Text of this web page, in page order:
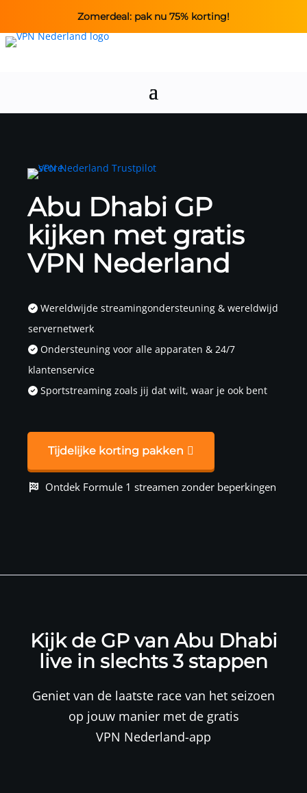
Zomerdeal: pak nu 75% korting!
Abu Dhabi GP
kijken met gratis
VPN Nederland
Wereldwijde streamingondersteuning & wereldwijd
servernetwerk
Ondersteuning voor alle apparaten & 24/7
klantenservice
Sportstreaming zoals jij dat wilt, waar je ook bent
Tijdelijke korting pakken
Ontdek Formule 1 streamen zonder beperkingen
Kijk de GP van Abu Dhabi
live in slechts 3 stappen
Geniet van de laatste race van het seizoen
op jouw manier met de gratis
VPN Nederland-app